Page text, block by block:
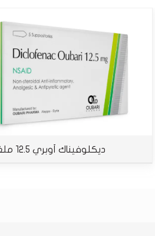
ديكلوفيناك أوبري 12.5 ملغ